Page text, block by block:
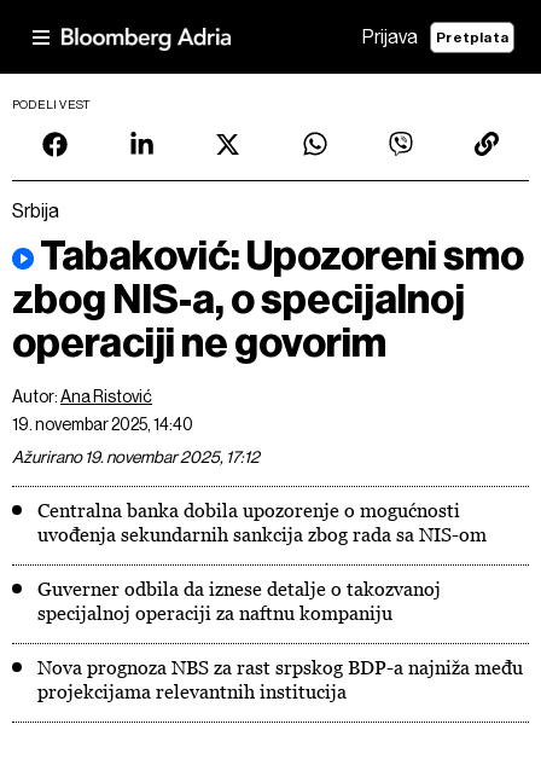
Prijava Pretplata
PODELI VEST
Srbija
Tabaković: Upozoreni smo
zbog NIS-a, o specijalnoj
operaciji ne govorim
Autor:Ana Ristović
19. novembar 2025, 14:40
Ažurirano 19. novembar 2025, 17:12
Centralna banka dobila upozorenje o mogućnosti
uvođenja sekundarnih sankcija zbog rada sa NIS-om
Guverner odbila da iznese detalje o takozvanoj
specijalnoj operaciji za naftnu kompaniju
Nova prognoza NBS za rast srpskog BDP-a najniža među
projekcijama relevantnih institucija